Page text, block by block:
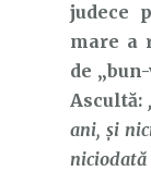
judece
mare a
de
Ascultă:
ani, şi